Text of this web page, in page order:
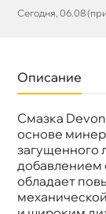
Сегодня, 06.08
Описание
Смазка
основе
загущенного
добавлением
обладает
Бренд
Артикул